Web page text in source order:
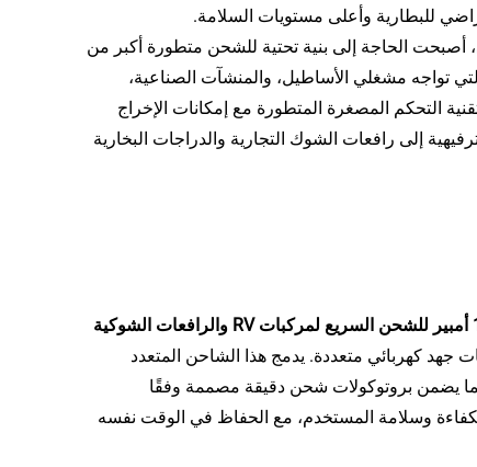
للبطارية وأعلى مستويات السلامة.
أصبحت الحاجة إلى بنية تحتية للشحن متطورة أكبر من
تواجه مشغلي الأساطيل، والمنشآت الصناعية،
التحكم المصغرة المتطورة مع إمكانات الإخراج
إلى رافعات الشوك التجارية والدراجات البخارية
شاحن بطارية ليثيوم ذكي عالي القوة ومقاوم للماء 12 فولت 24 فولت 10-15 أمبير للشحن السريع لمركبات RV والرافعات الشوكية
جهد كهربائي متعددة. يدمج هذا الشاحن المتعدد
يضمن بروتوكولات شحن دقيقة مصممة وفقًا
وسلامة المستخدم، مع الحفاظ في الوقت نفسه